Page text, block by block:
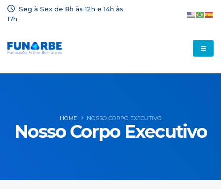
Seg à Sex de 8h às 12h e 14h às
17h
HOME NOSSO CORPO EXECUTIVO
Nosso Corpo Executivo